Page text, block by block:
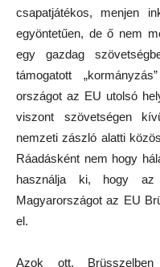
csapatjátékos, menjen
egyöntetűen, de ő nem
egy gazdag
támogatott
országot az EU utolsó
viszont szövetségen
nemzeti zászló alatti
Ráadásként nem hogy
használja ki, hogy az
Magyarországot az EU
el.
Azok ott,